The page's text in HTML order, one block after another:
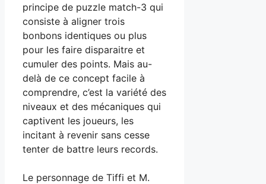
principe de puzzle match-3 qui
consiste à aligner trois
bonbons identiques ou plus
pour les faire disparaitre et
cumuler des points. Mais au-
delà de ce concept facile à
comprendre, c’est la variété des
niveaux et des mécaniques qui
captivent les joueurs, les
incitant à revenir sans cesse
tenter de battre leurs records.
Le personnage de Tiffi et M.